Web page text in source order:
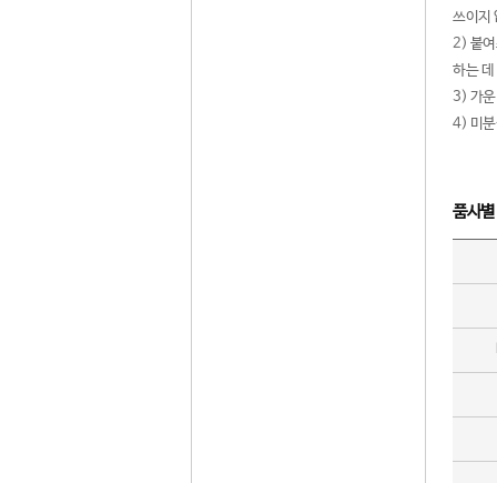
쓰이지
2) 붙여
하는
3) 가운
4) 미분
품사